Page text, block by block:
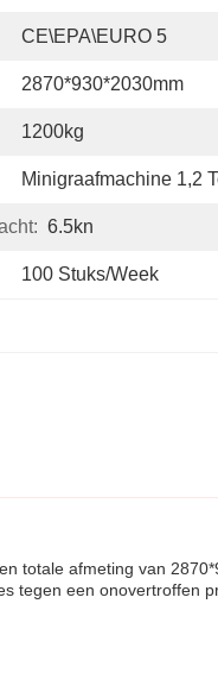
CE\EPA\EURO 5
2870*930*2030mm
1200kg
Minigraafmachine 1,2
6.5kn
100 Stuks/week
totale afmeting van
tegen een onovertroffen